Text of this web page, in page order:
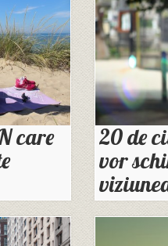
care
20 de
vor